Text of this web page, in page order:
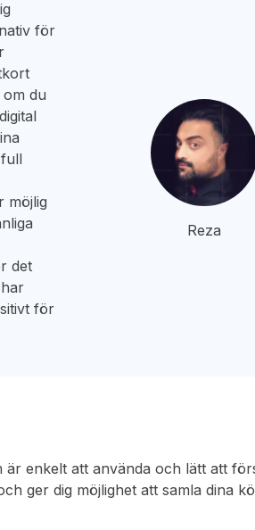
för
du
möjlig
det
för
Reza
enkelt att använda och lätt att
ger dig möjlighet att samla dina